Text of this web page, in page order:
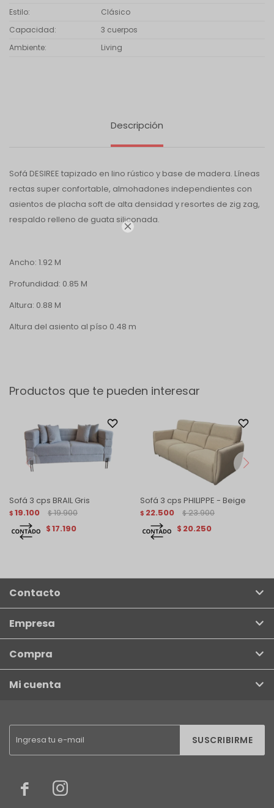

Estilo
Clásico
Capacidad
3 cuerpos
Ambiente
Living
Descripción
Sofá DESIREE tapizado en lino rústico y base de madera. Líneas
rectas super confortable, almohadones independientes con
asientos de placha soft de alta densidad y resortes de zig zag,
respaldo relleno de guata siliconada.
Ancho: 1.92 M
Profundidad: 0.85 M
Altura: 0.88 M
Altura del asiento al píso 0.48 m
Productos que te pueden interesar
Sofá 3 cps BRAIL Gris
$ 19.100 $ 19.900
$17.190
Sofá 3 cps PHILIPPE - Beige
$ 22.500 $ 23.900
$ 20.250
SUSCRIBIRME
 
Contacto
Empresa
Compra
Mi cuenta